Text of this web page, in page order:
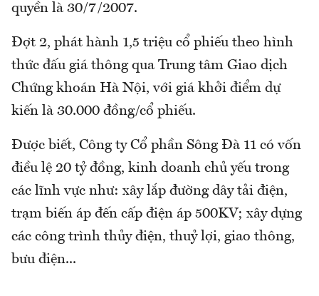
quyền là 30/7/2007.
Đợt 2, phát hành 1,5 triệu cổ phiếu theo hình
thức đấu giá thông qua Trung tâm Giao dịch
Chứng khoán Hà Nội, với giá khởi điểm dự
kiến là 30.000 đồng/cổ phiếu.
Được biết, Công ty Cổ phần Sông Đà 11 có vốn
điều lệ 20 tỷ đồng, kinh doanh chủ yếu trong
các lĩnh vực như: xây lắp đường dây tải điện,
trạm biến áp đến cấp điện áp 500KV; xây dựng
các công trình thủy điện, thuỷ lợi, giao thông,
bưu điện...